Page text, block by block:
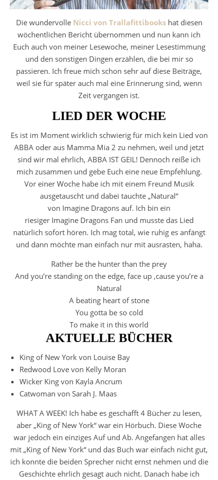
Die wundervolle Nicci von Trallafittibookshat diesen
wöchentlichen Bericht übernommen und nun kann ich
Euch auch von meiner Lesewoche, meiner Lesestimmung
und den sonstigen Dingen erzählen, die bei mir so
passieren. Ich freue mich schon sehr auf diese Beiträge,
weil sie für später auch mal eine Erinnerung sind, wenn
Zeit vergangen ist.
LIED DER WOCHE
Es ist im Moment wirklich schwierig für mich kein Lied von
ABBA oder aus Mamma Mia 2 zu nehmen, weil und jetzt
sind wir mal ehrlich, ABBA IST GEIL! Dennoch reiße ich
mich zusammen und gebe Euch eine neue Empfehlung.
Vor einer Woche habe ich mit einem Freund Musik
ausgetauscht und dabei tauchte „Natural“
von Imagine Dragons auf. Ich bin ein
riesiger Imagine Dragons Fan und musste das Lied
natürlich sofort hören. Ich mag total, wie ruhig es anfängt
und dann möchte man einfach nur mit ausrasten, haha.
Rather be the hunter than the prey
And you’re standing on the edge, face up ‚cause you’re a
Natural
A beating heart of stone
You gotta be so cold
To make it in this world
AKTUELLE BÜCHER
King of New York von Louise Bay
Redwood Love von Kelly Moran
Wicker King von Kayla Ancrum
Catwoman von Sarah J. Maas
WHAT A WEEK! Ich habe es geschafft 4 Bücher zu lesen,
aber „King of New York“ war ein Hörbuch. Diese Woche
war jedoch ein einziges Auf und Ab. Angefangen hat alles
mit „King of New York“ und das Buch war einfach nicht gut,
ich konnte die beiden Sprecher nicht ernst nehmen und die
Geschichte ehrlich gesagt auch nicht. Danach habe ich